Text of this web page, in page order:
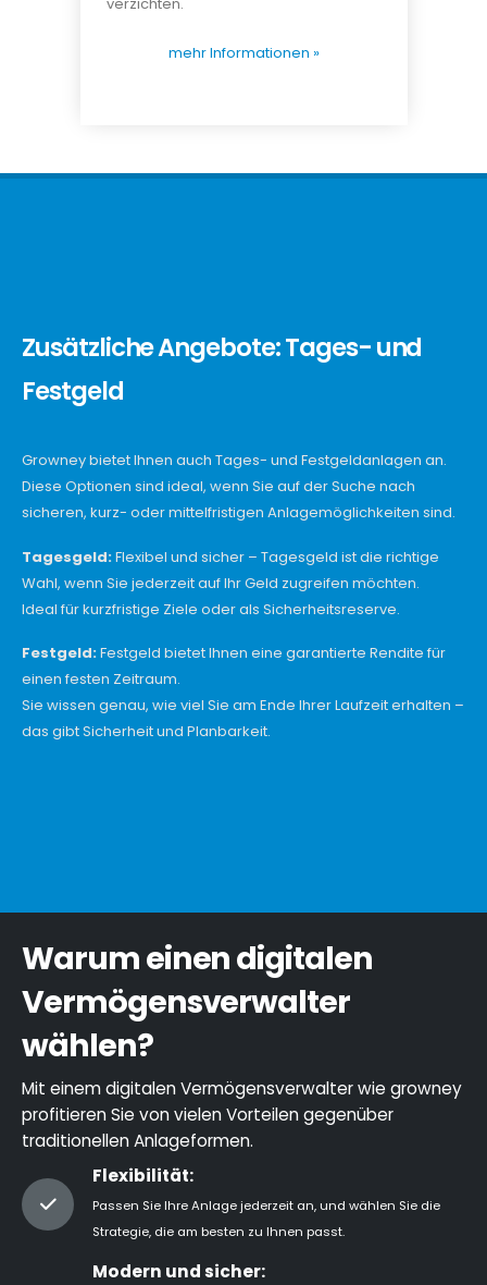
mehr Informationen »
Zusätzliche Angebote: Tages- und
Festgeld
Growney bietet Ihnen auch Tages- und Festgeldanlagen an.
Diese Optionen sind ideal, wenn Sie auf der Suche nach
sicheren, kurz- oder mittelfristigen Anlagemöglichkeiten sind.
Tagesgeld:Flexibel und sicher – Tagesgeld ist die richtige
Wahl, wenn Sie jederzeit auf Ihr Geld zugreifen möchten.
Ideal für kurzfristige Ziele oder als Sicherheitsreserve.
Festgeld:Festgeld bietet Ihnen eine garantierte Rendite für
einen festen Zeitraum.
Sie wissen genau, wie viel Sie am Ende Ihrer Laufzeit erhalten –
das gibt Sicherheit und Planbarkeit.
Warum einen digitalen
Vermögensverwalter
wählen?
Mit einem digitalen Vermögensverwalter wie growney
profitieren Sie von vielen Vorteilen gegenüber
traditionellen Anlageformen.
Flexibilität:
Passen Sie Ihre Anlage jederzeit an, und wählen Sie die
Strategie, die am besten zu Ihnen passt.
Modern und sicher: